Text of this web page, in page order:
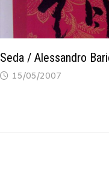
Seda / Alessandro
15/05/2007